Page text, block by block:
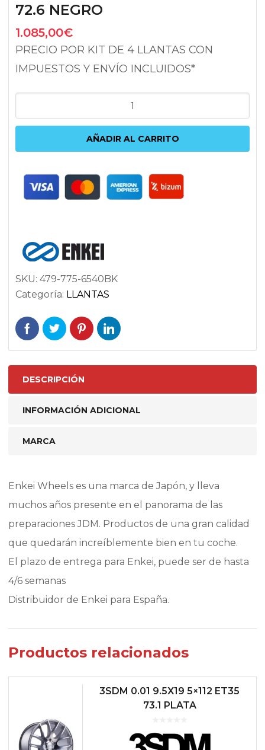
72.6 NEGRO
1.085,00€
PRECIO POR KIT DE 4 LLANTAS CON
IMPUESTOS Y ENVÍO INCLUIDOS*
RSF5
5X114.3
72.6
NEGRO
AÑADIR AL CARRITO
SKU: 479-775-6540BK
Categoría: LLANTAS
DESCRIPCIÓN
INFORMACIÓN ADICIONAL
MARCA
Enkei Wheels es una marca de Japón, y lleva
muchos años presente en el panorama de las
preparaciones JDM. Productos de una gran calidad
que quedarán increíblemente bien en tu coche.
El plazo de entrega para Enkei, puede ser de hasta
4/6 semanas
Distribuidor de Enkei para España.
Productos relacionados
3SDM 0.01 9.5X19 5×112 ET35
73.1 PLATA